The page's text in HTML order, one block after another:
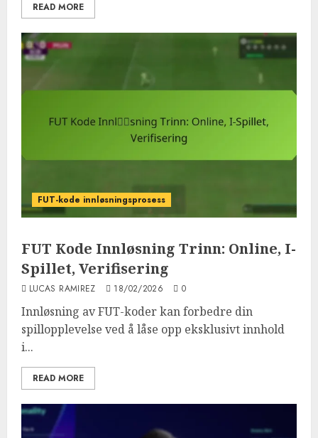
READ MORE
FUT-kode innløsningsprosess
FUT Kode Innløsning Trinn: Online, I-
Spillet, Verifisering
LUCAS RAMIREZ 18/02/2026 0
Innløsning av FUT-koder kan forbedre din
spillopplevelse ved å låse opp eksklusivt innhold
i...
READ MORE